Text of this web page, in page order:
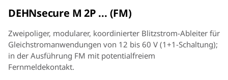
DEHNsecure M 2P ... (FM)
Zweipoliger, modularer, koordinierter Blitzstrom-Ableiter für
Gleichstromanwendungen von 12 bis 60 V (1+1-Schaltung);
in der Ausführung FM mit potentialfreiem
Fernmeldekontakt.